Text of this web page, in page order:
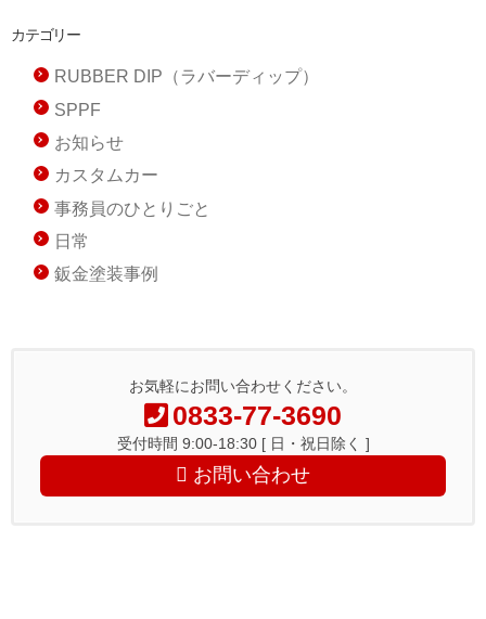
カテゴリー
RUBBER DIP（ラバーディップ）
SPPF
お知らせ
カスタムカー
事務員のひとりごと
日常
鈑金塗装事例
お気軽にお問い合わせください。
0833-77-3690
受付時間 9:00-18:30 [ 日・祝日除く ]
お問い合わせ